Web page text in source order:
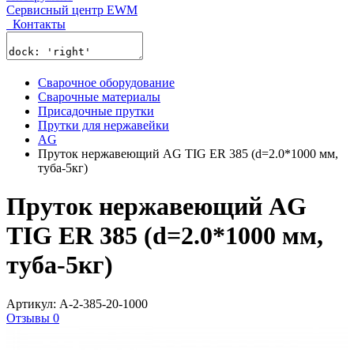
Сервисный центр EWM
Контакты
Сварочное оборудование
Сварочные материалы
Присадочные прутки
Прутки для нержавейки
AG
Пруток нержавеющий AG TIG ER 385 (d=2.0*1000 мм,
туба-5кг)
Пруток нержавеющий AG
TIG ER 385 (d=2.0*1000 мм,
туба-5кг)
Артикул: A-2-385-20-1000
Отзывы 0